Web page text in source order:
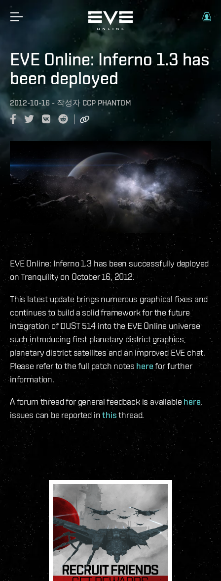
EVE Online: Inferno 1.3 has
been deployed
2012-10-16 - 작성자 CCP PHANTOM
EVE Online: Inferno 1.3 has been successfully deployed
on Tranquility on October 16, 2012.
This latest update brings numerous graphical fixes and
continues to build a solid framework for the future
integration of DUST 514 into the EVE Online universe
such introducing first planetary district graphics,
planetary district satellites and an improved EVE chat.
Please refer to the full patch notes herefor further
information.
A forum thread for general feedback is available here,
issues can be reported inthisthread.